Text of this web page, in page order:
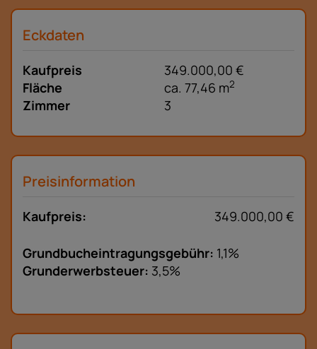
Eckdaten
Kaufpreis
349.000,00 €
Fläche
ca. 77,46 m2
Zimmer 3
Preisinformation
Kaufpreis: 349.000,00 €
Grundbucheintragungsgebühr: 1,1%
Grunderwerbsteuer: 3,5%